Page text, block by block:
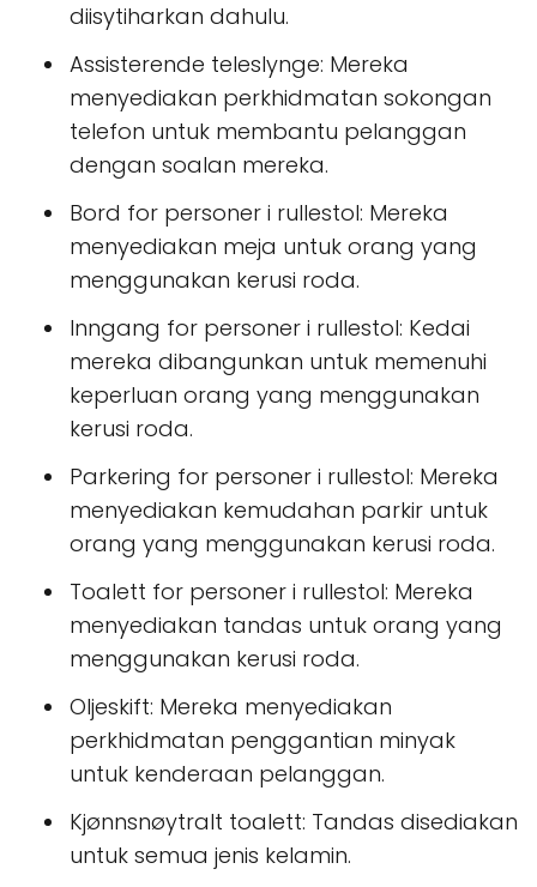
diisytiharkan dahulu.
Assisterende teleslynge: Mereka
menyediakan perkhidmatan sokongan
telefon untuk membantu pelanggan
dengan soalan mereka.
Bord for personer i rullestol: Mereka
menyediakan meja untuk orang yang
menggunakan kerusi roda.
Inngang for personer i rullestol: Kedai
mereka dibangunkan untuk memenuhi
keperluan orang yang menggunakan
kerusi roda.
Parkering for personer i rullestol: Mereka
menyediakan kemudahan parkir untuk
orang yang menggunakan kerusi roda.
Toalett for personer i rullestol: Mereka
menyediakan tandas untuk orang yang
menggunakan kerusi roda.
Oljeskift: Mereka menyediakan
perkhidmatan penggantian minyak
untuk kenderaan pelanggan.
Kjønnsnøytralt toalett: Tandas disediakan
untuk semua jenis kelamin.